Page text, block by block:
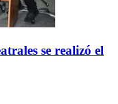
se realizó el